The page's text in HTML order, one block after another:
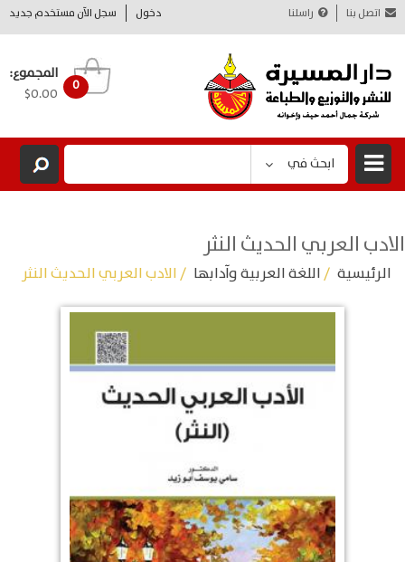
دخول سجل الآن مستخدم جديد اتصل بنا راسلنا
0
المجموع:
$0.00
ابحث في
الادب العربي الحديث النثر
الرئيسية /اللغة العربية وآدابها / الادب العربي الحديث النثر